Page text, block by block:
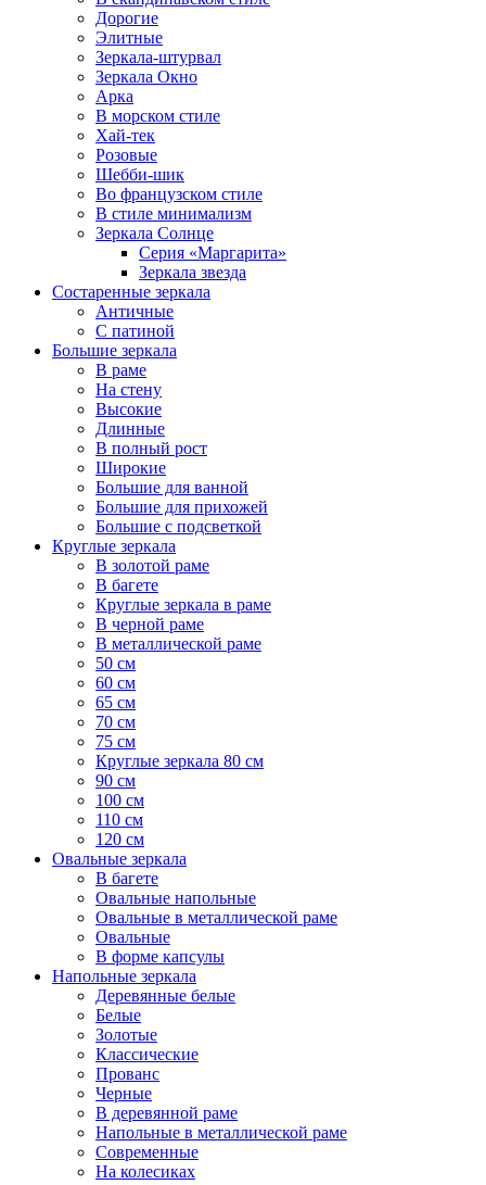
Дорогие
Элитные
Зеркала-штурвал
Зеркала Окно
Арка
В морском стиле
Хай-тек
Розовые
Шебби-шик
Во французском стиле
В стиле минимализм
Зеркала Солнце
Серия «Маргарита»
Зеркала звезда
Состаренные зеркала
Античные
С патиной
Большие зеркала
В раме
На стену
Высокие
Длинные
В полный рост
Широкие
Большие для ванной
Большие для прихожей
Большие с подсветкой
Круглые зеркала
В золотой раме
В багете
Круглые зеркала в раме
В черной раме
В металлической раме
50 см
60 см
65 см
70 см
75 см
Круглые зеркала 80 см
90 см
100 см
110 см
120 см
Овальные зеркала
В багете
Овальные напольные
Овальные в металлической раме
Овальные
В форме капсулы
Напольные зеркала
Деревянные белые
Белые
Золотые
Классические
Прованс
Черные
В деревянной раме
Напольные в металлической раме
Современные
На колесиках